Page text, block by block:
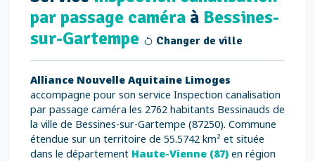
par passage caméra à Bessines-
sur-Gartempe
Changer de ville
Alliance Nouvelle Aquitaine Limoges
accompagne pour son service Inspection canalisation
par passage caméra les 2762 habitants Bessinauds de
la ville de Bessines-sur-Gartempe (87250). Commune
étendue sur un territoire de 55.5742 km² et située
dans le département Haute-Vienne (87) en région